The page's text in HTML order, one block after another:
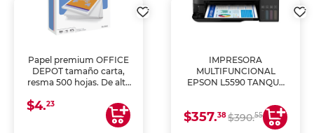
Papel premium OFFICE
DEPOT tamaño carta,
resma 500 hojas. De alta
uniforme, ideal para
impresoras de inyección
de tinta y láser,
$4.23
IMPRESORA
MULTIFUNCIONAL
EPSON L5590 TANQUE
COPIA Y ESCANEA)
$357.38$390.55